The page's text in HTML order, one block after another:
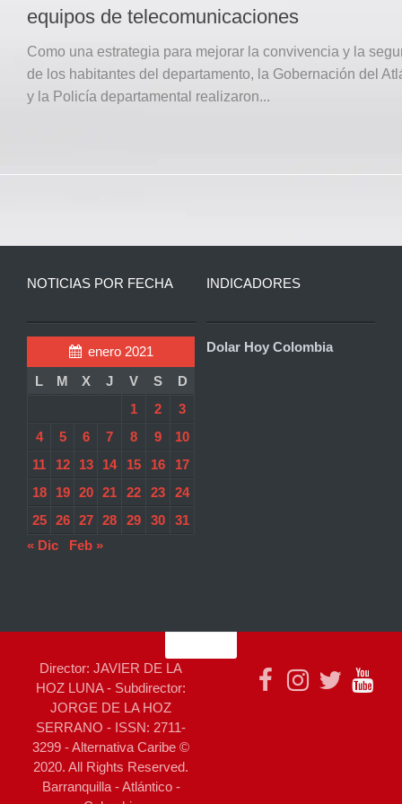
equipos de telecomunicaciones
Como una estrategia para mejorar la convivencia y la
de los habitantes del departamento, la Gobernación del
y la Policía departamental realizaron...
NOTICIAS POR FECHA
enero 2021
L
M X J V S
D
1
2
3
4
5 6 7 8 9
10
11
12 13 14 15 16
17
18
19 20 21 22 23
24
25
26 27 28 29 30
31
« Dic
Feb »
INDICADORES
Dolar Hoy Colombia
Director: JAVIER DE LA
HOZ LUNA - Subdirector:
JORGE DE LA HOZ
SERRANO - ISSN: 2711-
3299 - Alternativa Caribe ©
2020. All Rights Reserved.
Barranquilla - Atlántico -